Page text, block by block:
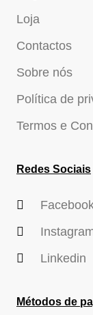
Loja
Contactos
Sobre nós
Política de
Termos e
Redes Sociais
Linkedin
Métodos de